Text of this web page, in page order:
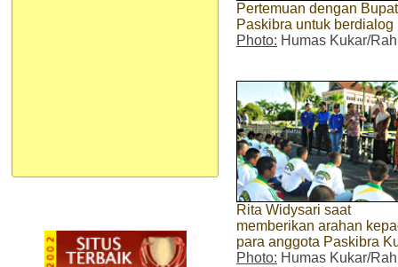
Pertemuan dengan
Paskibra untuk berdialog
Photo: Humas Kukar/
Rita Widysari saat
memberikan arahan
para anggota Paskibra
Photo: Humas Kukar/